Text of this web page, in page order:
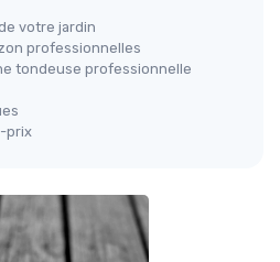
votre jardin
professionnelles
tondeuse professionnelle
prix